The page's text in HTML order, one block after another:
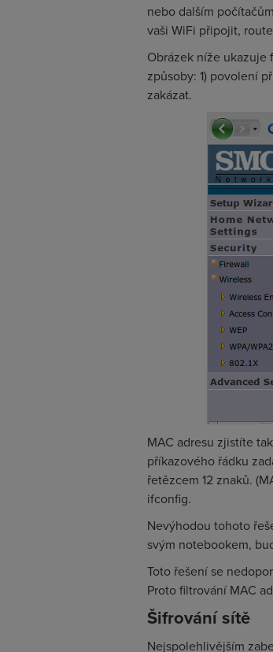
nebo dalším
vaši WiFi připojit,
Obrázek níže ukazuje
způsoby: 1) povolení
zakázat.
MAC adresu zjistíte
příkazového řádku
řetězcem 12 znaků.
ifconfig.
Nevýhodou tohoto
svým notebookem,
Toto řešení se
Proto filtrování MAC
Šifrování sítě
Nejspolehlivějším